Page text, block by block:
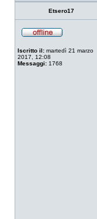
Etsero17
Iscritto il: martedì 21 marzo
2017, 12:08
Messaggi: 1768